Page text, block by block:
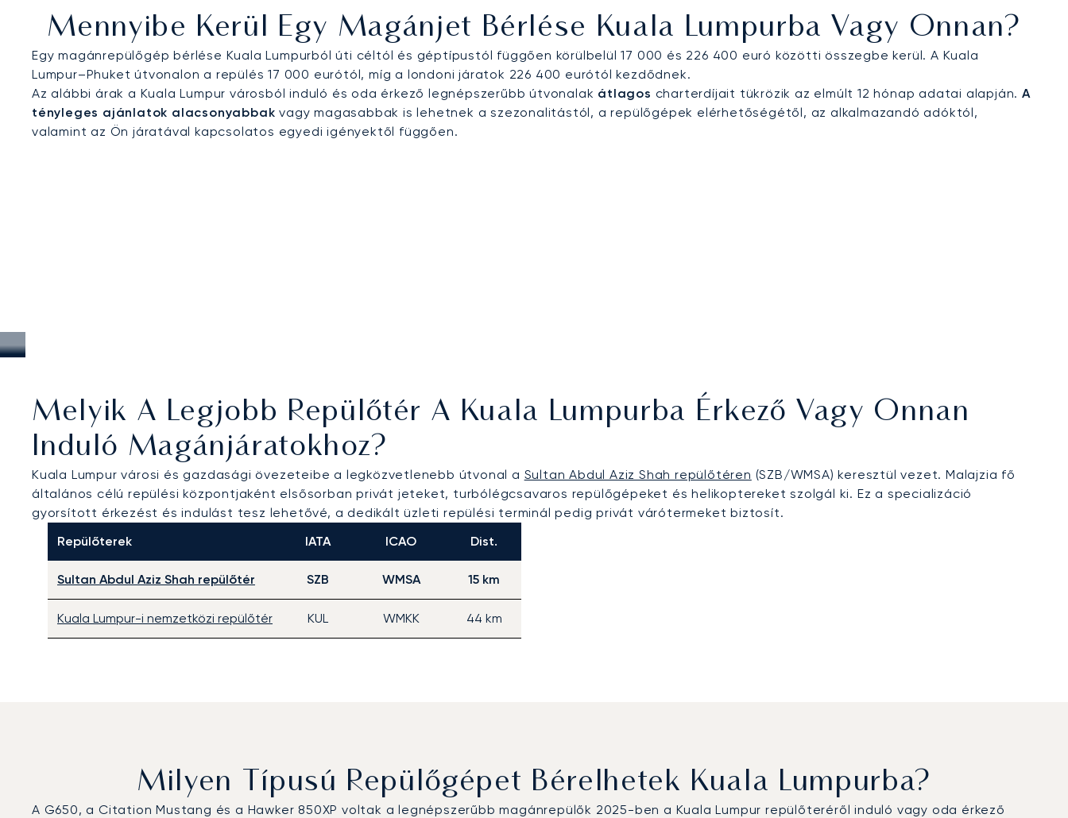
Mennyibe Kerül Egy Magánjet Bérlése Kuala Lumpurba Vagy Onnan?
Egy magánrepülőgép bérlése Kuala Lumpurból úti céltól és géptípustól függően körülbelül 17 000 és 226 400 euró közötti összegbe kerül. A Kuala
Lumpur–Phuket útvonalon a repülés 17 000 eurótól, míg a londoni járatok 226 400 eurótól kezdődnek.
Az alábbi árak a Kuala Lumpur városból induló és oda érkező legnépszerűbb útvonalak átlagos charterdíjait tükrözik az elmúlt 12 hónap adatai alapján.A
tényleges ajánlatok alacsonyabbak vagy magasabbak is lehetnek a szezonalitástól, a repülőgépek elérhetőségétől, az alkalmazandó adóktól,
valamint az Ön járatával kapcsolatos egyedi igényektől függően.
Melyik A Legjobb Repülőtér A Kuala Lumpurba Érkező Vagy Onnan
Induló Magánjáratokhoz?
Kuala Lumpur városi és gazdasági övezeteibe a legközvetlenebb útvonal a Sultan Abdul Aziz Shah repülőtéren (SZB/WMSA) keresztül vezet. Malajzia fő
általános célú repülési központjaként elsősorban privát jeteket, turbólégcsavaros repülőgépeket és helikoptereket szolgál ki. Ez a specializáció
gyorsított érkezést és indulást tesz lehetővé, a dedikált üzleti repülési terminál pedig privát várótermeket biztosít.
Repülőterek
IATA ICAO Dist.
Sultan Abdul Aziz Shah repülőtér SZB WMSA 15 km
Kuala Lumpur-i nemzetközi repülőtér KUL WMKK 44 km
Milyen Típusú Repülőgépet Bérelhetek Kuala Lumpurba?
A G650, a Citation Mustang és a Hawker 850XP voltak a legnépszerűbb magánrepülők 2025-ben a Kuala Lumpur repülőteréről induló vagy oda érkező